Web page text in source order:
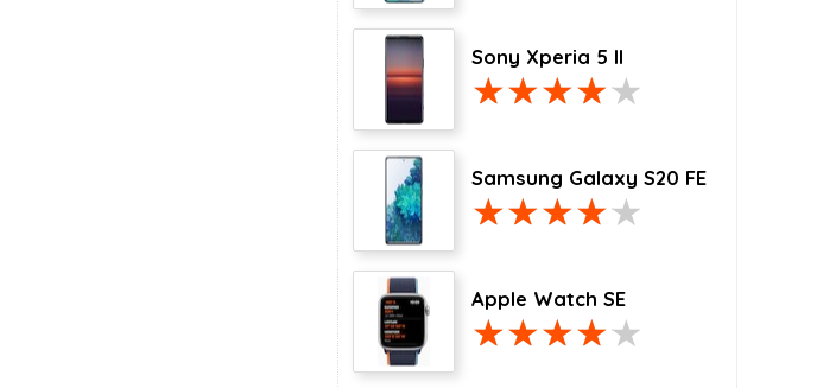
Sony Xperia 5 II
Samsung Galaxy S20 FE
Apple Watch SE